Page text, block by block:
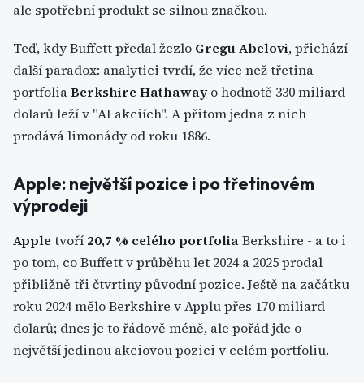
ale spotřební produkt se silnou značkou.
Teď, kdy Buffett předal žezlo Gregu Abelovi, přichází
další paradox: analytici tvrdí, že více než třetina
portfoliaBerkshire Hathawayo hodnotě 330 miliard
dolarů leží v "AI akciích". A přitom jedna z nich
prodává limonády od roku 1886.
Apple: největší pozice i po třetinovém
výprodeji
Apple tvoří 20,7 % celého portfoliaBerkshire - a to i
po tom, co Buffett v průběhu let 2024 a 2025 prodal
přibližně tři čtvrtiny původní pozice. Ještě na začátku
roku 2024 mělo Berkshire v Applu přes 170 miliard
dolarů; dnes je to řádově méně, ale pořád jde o
největší jedinou akciovou pozici v celém portfoliu.